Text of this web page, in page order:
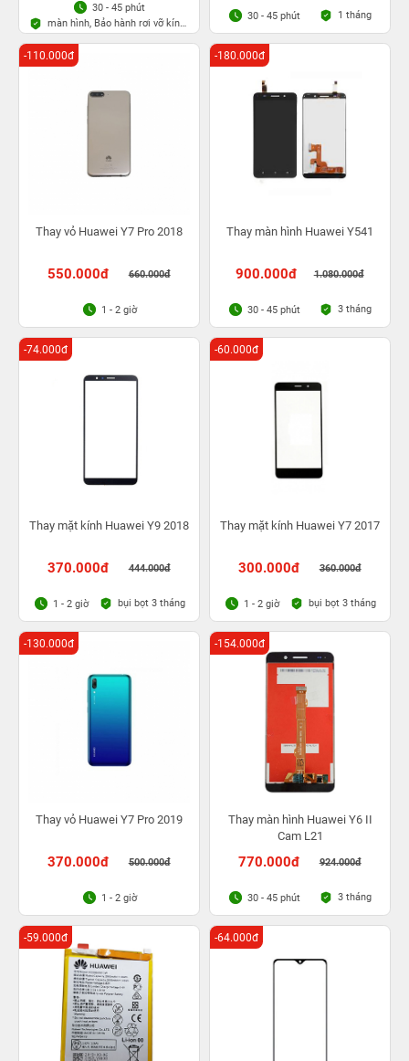
30 - 45 phút
màn hình, Bảo hành rơi vỡ kính
1 lần trong 3 tháng
30 - 45 phút 1 tháng
Thay vỏ Huawei Y7 Pro 2018
550.000đ 660.000đ
-110.000đ
1 - 2 giờ
Thay màn hình Huawei Y541
900.000đ 1.080.000đ
-180.000đ
30 - 45 phút 3 tháng
Thay mặt kính Huawei Y9 2018
370.000đ 444.000đ
-74.000đ
1 - 2 giờ bụi bọt 3 tháng
Thay mặt kính Huawei Y7 2017
300.000đ 360.000đ
-60.000đ
1 - 2 giờ bụi bọt 3 tháng
Thay vỏ Huawei Y7 Pro 2019
370.000đ 500.000đ
-130.000đ
1 - 2 giờ
Thay màn hình Huawei Y6 II
Cam L21
770.000đ 924.000đ
-154.000đ
30 - 45 phút 3 tháng
-59.000đ -64.000đ